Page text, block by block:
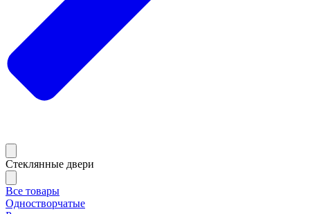
Стеклянные двери
Все товары
Одностворчатые